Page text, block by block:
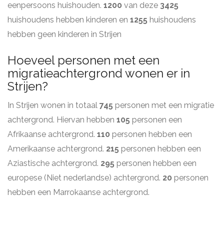
eenpersoons huishouden. 1200 van deze 3425
huishoudens hebben kinderen en 1255 huishoudens
hebben geen kinderen in Strijen
Hoeveel personen met een
migratieachtergrond wonen er in
Strijen?
In Strijen wonen in totaal 745 personen met een migratie
achtergrond. Hiervan hebben 105 personen een
Afrikaanse achtergrond. 110 personen hebben een
Amerikaanse achtergrond. 215 personen hebben een
Aziastische achtergrond. 295 personen hebben een
europese (Niet nederlandse) achtergrond. 20 personen
hebben een Marrokaanse achtergrond.